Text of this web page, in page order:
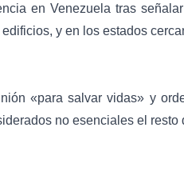
en Venezuela tras
y en los estados
«para salvar vidas» y
no esenciales el resto